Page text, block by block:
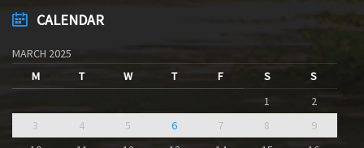
CALENDAR
MARCH 2025
M
T W T F S
S
1
2
3
4 5 6 7 8
9